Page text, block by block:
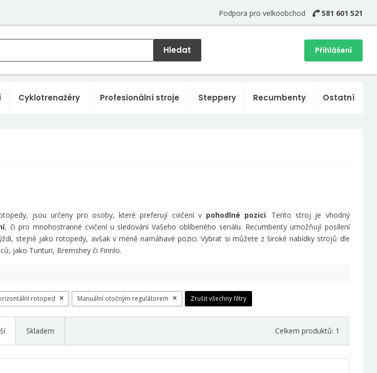
Podpora pro velkoobchod 581 601 521
Hledat Přihlášení
Cyklotrenažéry Profesionální stroje Steppery Recumbenty Ostatní
jsou určeny pro osoby, které preferují cvičení v pohodlné pozici. Tento stroj je vhodný
, či pro mnohostranné cvičení u sledování Vašeho oblíbeného seriálu. Recumbenty umožňují posílení
stejně jako rotopedy, avšak v méně namáhavé pozici. Vybrat si můžete z široké nabídky strojů dle
jako Tunturi, Bremshey či Finnlo.
rotoped Manuální otočným regulátorem Zrušit všechny filtry
Skladem Celkem produktů: 1